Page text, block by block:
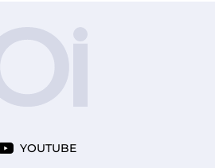
YOUTUBE